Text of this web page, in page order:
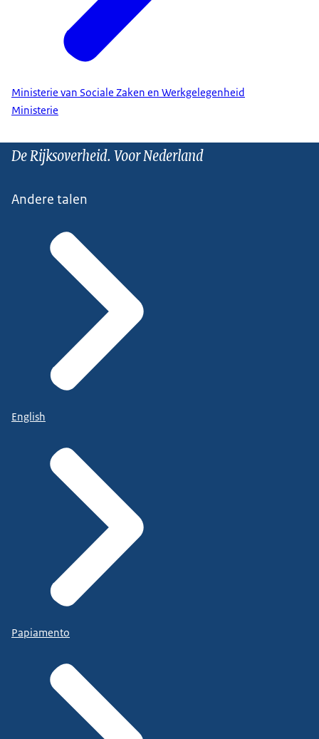
Ministerie van Sociale Zaken en Werkgelegenheid
Ministerie
De Rijksoverheid. Voor Nederland
Andere talen
English
Papiamento